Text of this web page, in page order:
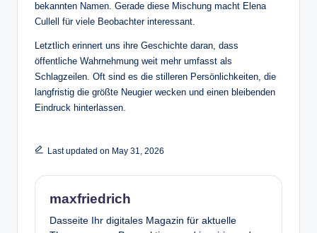
bekannten Namen. Gerade diese Mischung macht Elena
Cullell für viele Beobachter interessant.
Letztlich erinnert uns ihre Geschichte daran, dass
öffentliche Wahrnehmung weit mehr umfasst als
Schlagzeilen. Oft sind es die stilleren Persönlichkeiten, die
langfristig die größte Neugier wecken und einen bleibenden
Eindruck hinterlassen.
Last updated on May 31, 2026
maxfriedrich
Dasseite Ihr digitales Magazin für aktuelle